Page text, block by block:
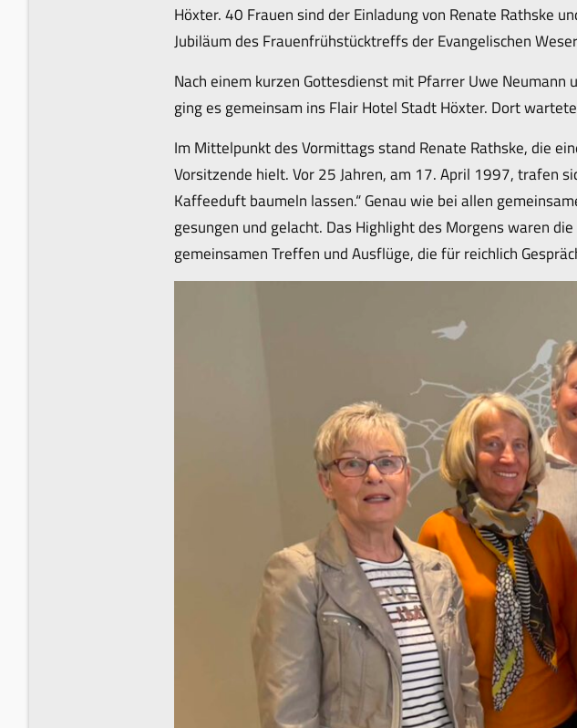
Höxter. 40 Frauen sind der Einladung von Renate Rathske
Jubiläum des Frauenfrühstücktreffs der Evangelischen
Nach einem kurzen Gottesdienst mit Pfarrer Uwe
ging es gemeinsam ins Flair Hotel Stadt Höxter. Dort
Im Mittelpunkt des Vormittags stand Renate Rathske, die
Vorsitzende hielt. Vor 25 Jahren, am 17. April 1997, trafen
Kaffeeduft baumeln lassen.“ Genau wie bei allen
gesungen und gelacht. Das Highlight des Morgens waren
gemeinsamen Treffen und Ausflüge, die für reichlich